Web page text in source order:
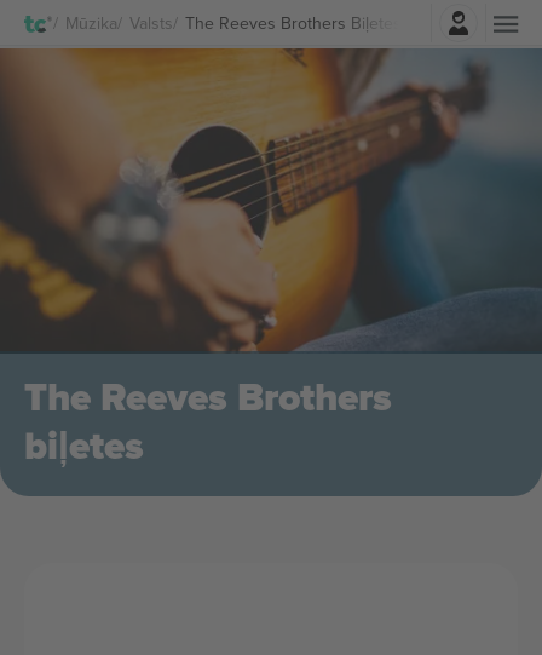
Mūzika Valsts The Reeves Brothers Biļetes
Pierakstīties
The Reeves Brothers
biļetes